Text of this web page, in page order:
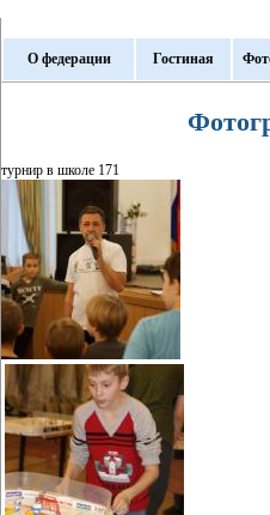
О федерации Гостиная
турнир в школе 171